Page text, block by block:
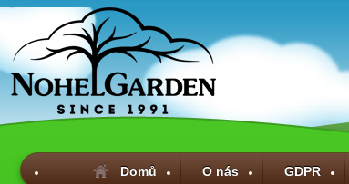
Domů O nás GDPR